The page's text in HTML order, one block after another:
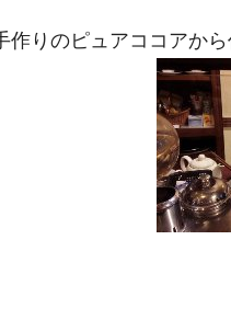
作りのピュアココアか